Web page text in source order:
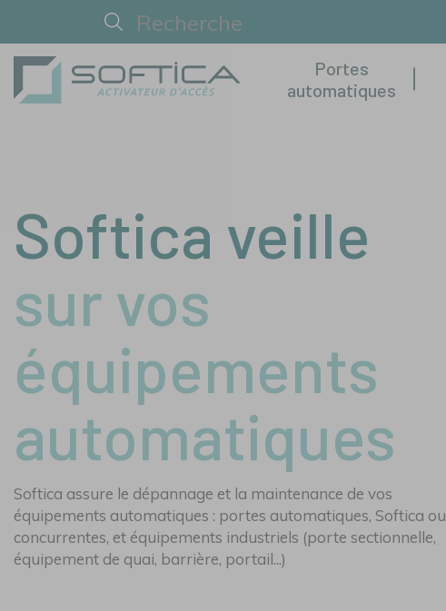
Portes
automatiques
Softica veille
sur vos
équipements
automatiques
Softica assure le dépannage et la maintenance de vos
équipements automatiques : portes automatiques, Softica ou
concurrentes, et équipements industriels (porte sectionnelle,
équipement de quai, barrière, portail...)